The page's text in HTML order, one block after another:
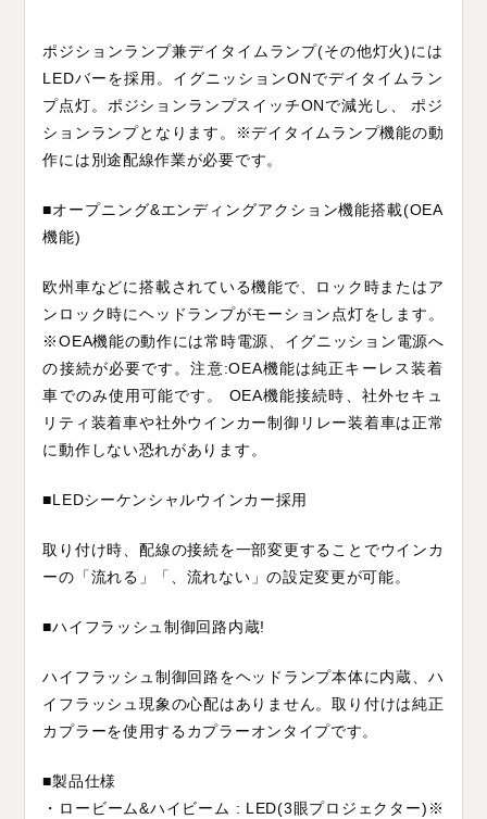
ポジションランプ兼デイタイムランプ(その他灯火)には
LEDバーを採用。イグニッションONでデイタイムラン
プ点灯。ポジションランプスイッチONで減光し、 ポジ
ションランプとなります。※デイタイムランプ機能の動
作には別途配線作業が必要です。
■オープニング&エンディングアクション機能搭載(OEA
機能)
欧州車などに搭載されている機能で、ロック時またはア
ンロック時にヘッドランプがモーション点灯をします。
※OEA機能の動作には常時電源、イグニッション電源へ
の接続が必要です。注意:OEA機能は純正キーレス装着
車でのみ使用可能です。 OEA機能接続時、社外セキュ
リティ装着車や社外ウインカー制御リレー装着車は正常
に動作しない恐れがあります。
■LEDシーケンシャルウインカー採用
取り付け時、配線の接続を一部変更することでウインカ
ーの「流れる」「、流れない」の設定変更が可能。
■ハイフラッシュ制御回路内蔵!
ハイフラッシュ制御回路をヘッドランプ本体に内蔵、ハ
イフラッシュ現象の心配はありません。取り付けは純正
カプラーを使用するカプラーオンタイプです。
■製品仕様
・ロービーム&ハイビーム : LED(3眼プロジェクター)※